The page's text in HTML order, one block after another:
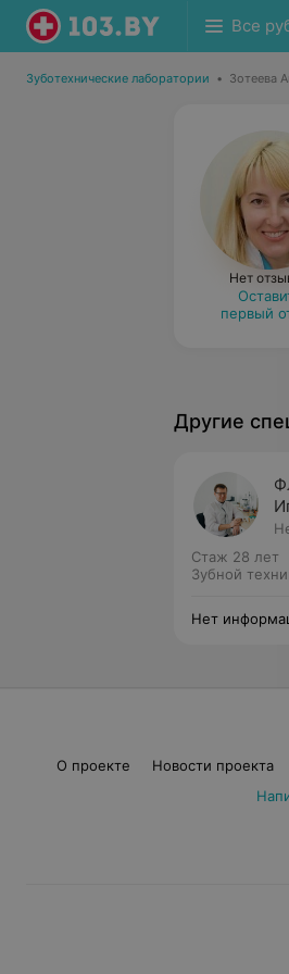
Все
Зуботехнические лаборатории • Зотеева
Нет
первый
Другие
Стаж 28 лет
Зубной
Нет
О проекте Новости проекта